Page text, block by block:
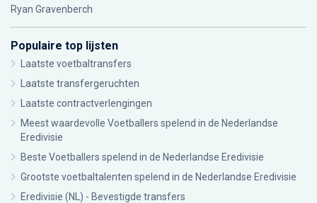
Ryan Gravenberch
Populaire top lijsten
Laatste voetbaltransfers
Laatste transfergeruchten
Laatste contractverlengingen
Meest waardevolle Voetballers spelend in de Nederlandse
Eredivisie
Beste Voetballers spelend in de Nederlandse Eredivisie
Grootste voetbaltalenten spelend in de Nederlandse Eredivisie
Eredivisie (NL) - Bevestigde transfers